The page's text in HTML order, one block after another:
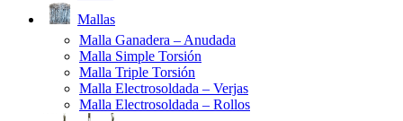
Mallas
Malla Ganadera – Anudada
Malla Simple Torsión
Malla Triple Torsión
Malla Electrosoldada – Verjas
Malla Electrosoldada – Rollos